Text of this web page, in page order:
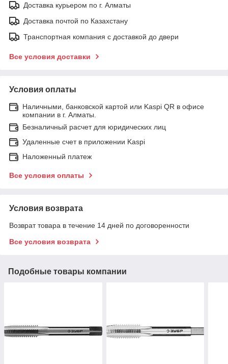
Доставка курьером по г. Алматы
Доставка почтой по Казахстану
Транспортная компания с доставкой до двери
Все условия доставки
Условия оплаты
Наличными, банковской картой или Kaspi QR в офисе
компании в г. Алматы.
Безналичный расчет для юридических лиц
Удаленные счет в приложении Kaspi
Наложенный платеж
Все условия оплаты
Условия возврата
Возврат товара в течение 14 дней по договоренности
Все условия возврата
Подобные товары компании